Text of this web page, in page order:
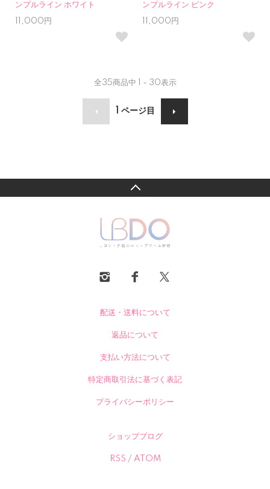
ンプルライン ホワイト
11,000円
ンプルライン ピンク
11,000円
全35商品中 1 - 30表示
ページ目
配送・送料について
返品について
支払い方法について
特定商取引法に基づく表記
プライバシーポリシー
ショップブログ
RSS / ATOM